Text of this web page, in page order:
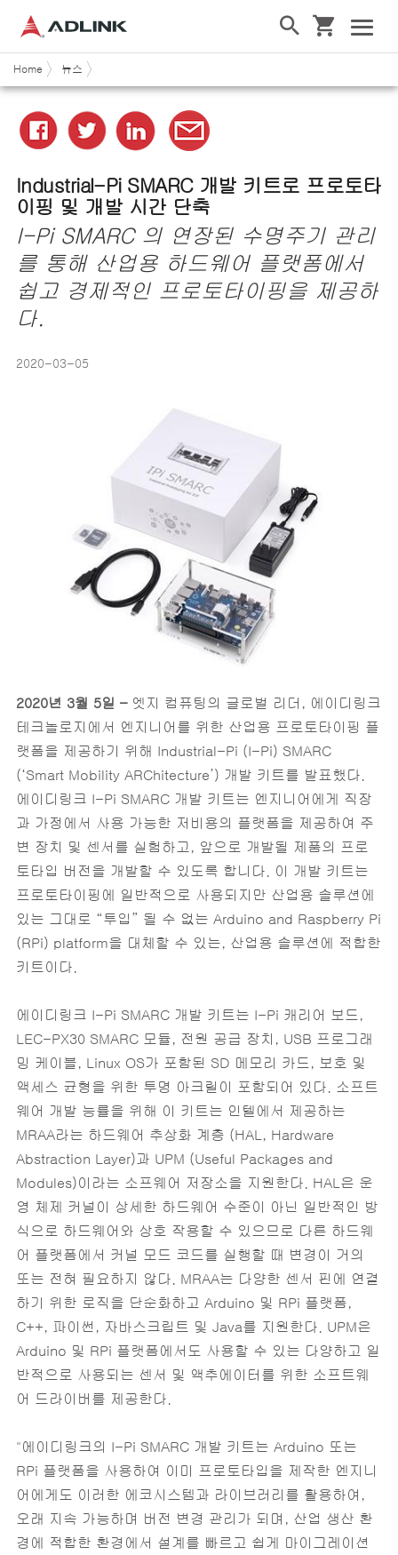
Home 뉴스
Industrial-Pi SMARC 개발 키트로 프로토타
이핑 및 개발 시간 단축
I-Pi SMARC 의 연장된 수명주기 관리
를 통해 산업용 하드웨어 플랫폼에서
쉽고 경제적인 프로토타이핑을 제공하
다.
2020-03-05
2020년 3월 5일 –엣지 컴퓨팅의 글로벌 리더, 에이디링크
테크놀로지에서 엔지니어를 위한 산업용 프로토타이핑 플
랫폼을 제공하기 위해 Industrial-Pi (I-Pi) SMARC
(‘Smart Mobility ARChitecture’) 개발 키트를 발표했다.
에이디링크 I-Pi SMARC 개발 키트는 엔지니어에게 직장
과 가정에서 사용 가능한 저비용의 플랫폼을 제공하여 주
변 장치 및 센서를 실험하고, 앞으로 개발될 제품의 프로
토타입 버전을 개발할 수 있도록 합니다. 이 개발 키트는
프로토타이핑에 일반적으로 사용되지만 산업용 솔루션에
있는 그대로 “투입” 될 수 없는 Arduino and Raspberry Pi
(RPi) platform을 대체할 수 있는, 산업용 솔루션에 적합한
키트이다.
에이디링크 I-Pi SMARC 개발 키트는 I-Pi 캐리어 보드,
LEC-PX30 SMARC 모듈, 전원 공급 장치, USB 프로그래
밍 케이블, Linux OS가 포함된 SD 메모리 카드, 보호 및
액세스 균형을 위한 투명 아크릴이 포함되어 있다. 소프트
웨어 개발 능률을 위해 이 키트는 인텔에서 제공하는
MRAA라는 하드웨어 추상화 계층 (HAL, Hardware
Abstraction Layer)과 UPM (Useful Packages and
Modules)이라는 소프웨어 저장소을 지원한다. HAL은 운
영 체제 커널이 상세한 하드웨어 수준이 아닌 일반적인 방
식으로 하드웨어와 상호 작용할 수 있으므로 다른 하드웨
어 플랫폼에서 커널 모드 코드를 실행할 때 변경이 거의
또는 전혀 필요하지 않다. MRAA는 다양한 센서 핀에 연결
하기 위한 로직을 단순화하고 Arduino 및 RPi 플랫폼,
C++, 파이썬, 자바스크립트 및 Java를 지원한다. UPM은
Arduino 및 RPi 플랫폼에서도 사용할 수 있는 다양하고 일
반적으로 사용되는 센서 및 액추에이터를 위한 소프트웨
어 드라이버를 제공한다.
"에이디링크의 I-Pi SMARC 개발 키트는 Arduino 또는
RPi 플랫폼을 사용하여 이미 프로토타입을 제작한 엔지니
어에게도 이러한 에코시스템과 라이브러리를 활용하여,
오래 지속 가능하며 버전 변경 관리가 되며, 산업 생산 환
경에 적합한 환경에서 설계를 빠르고 쉽게 마이그레이션